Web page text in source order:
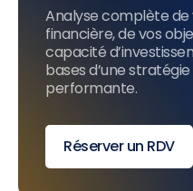
Analyse complète
financière, de vos
capacité
bases d’une
performante.
Réserver un RDV